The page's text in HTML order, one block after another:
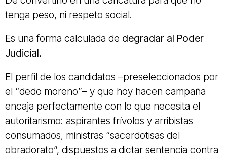
tenga peso, ni respeto social.
Es una forma calculada de degradar al Poder
Judicial.
El perfil de los candidatos –preseleccionados por
el “dedo moreno”– y que hoy hacen campaña
encaja perfectamente con lo que necesita el
autoritarismo: aspirantes frívolos y arribistas
consumados, ministras “sacerdotisas del
obradorato”, dispuestos a dictar sentencia contra